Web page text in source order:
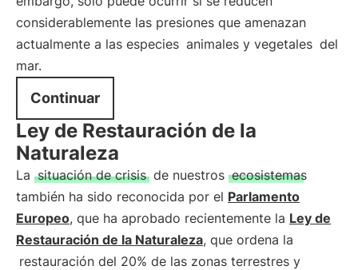
considerablemente las presiones que amenazan
actualmente a las especies animales y vegetales del
mar.
Continuar
Ley de Restauración de la
Naturaleza
La situación de crisis de nuestros ecosistemas
también ha sido reconocida por el Parlamento
Europeo, que ha aprobado recientemente la Ley de
Restauración de la Naturaleza, que ordena la
restauración del 20% de las zonas terrestres y